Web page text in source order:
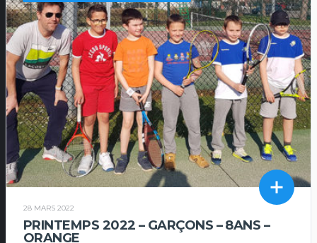
28 MARS 2022
PRINTEMPS 2022 – GARÇONS – 8ANS –
ORANGE